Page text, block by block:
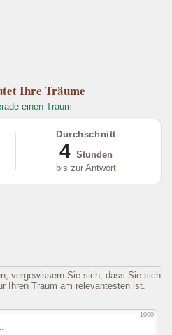
p
p
Ihre Träume
einen Traum
Durchschnitt
4 Stunden
bis zur Antwort
vergewissern Sie sich, dass Sie sich
Ihren Traum am relevantesten ist.
1000